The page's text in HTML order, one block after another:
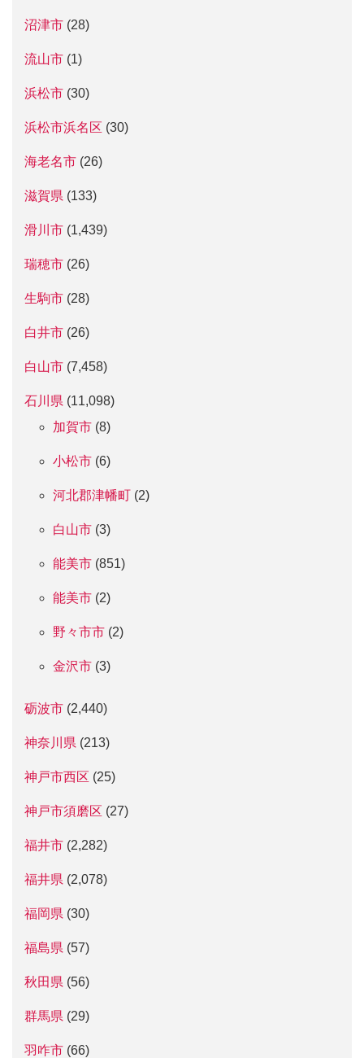
沼津市 (28)
流山市 (1)
浜松市 (30)
浜松市浜名区 (30)
海老名市 (26)
滋賀県 (133)
滑川市 (1,439)
瑞穂市 (26)
生駒市 (28)
白井市 (26)
白山市 (7,458)
石川県 (11,098)
加賀市 (8)
小松市 (6)
河北郡津幡町 (2)
白山市 (3)
能美市 (851)
能美市 (2)
野々市市 (2)
金沢市 (3)
砺波市 (2,440)
神奈川県 (213)
神戸市西区 (25)
神戸市須磨区 (27)
福井市 (2,282)
福井県 (2,078)
福岡県 (30)
福島県 (57)
秋田県 (56)
群馬県 (29)
羽咋市 (66)